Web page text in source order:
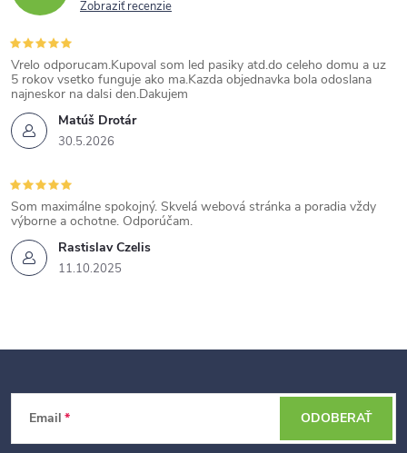
Zobraziť recenzie
Matúš Drotár
30.5.2026
Vrelo odporucam.Kupoval som led pasiky atd.do celeho domu a uz
5 rokov vsetko funguje ako ma.Kazda objednavka bola odoslana
najneskor na dalsi den.Dakujem
Rastislav Czelis
11.10.2025
Som maximálne spokojný. Skvelá webová stránka a poradia vždy
výborne a ochotne. Odporúčam.
Email ODOBERAŤ